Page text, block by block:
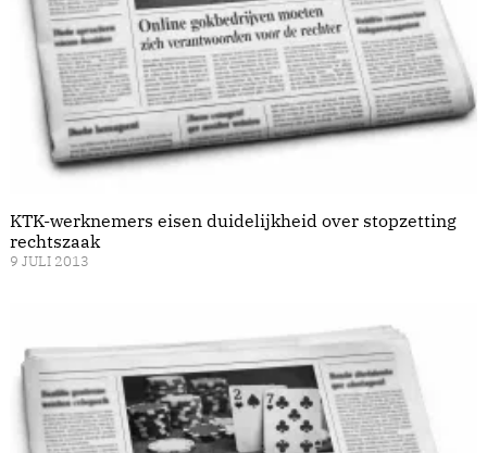
KTK-werknemers eisen duidelijkheid over stopzetting
rechtszaak
9 JULI 2013